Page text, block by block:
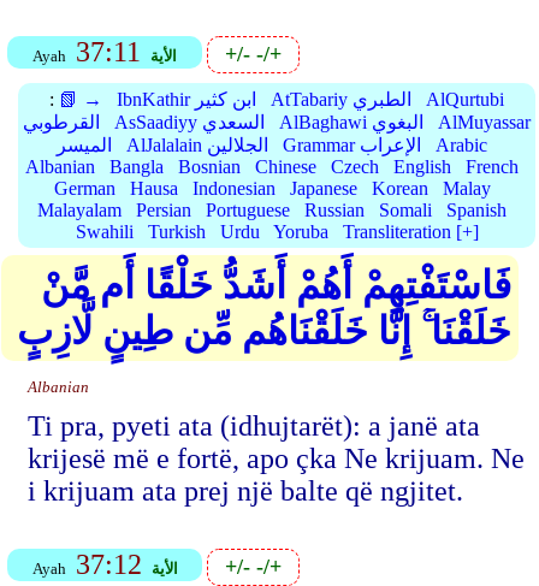
Ayah 37:11 الأية +/--/+
: 📗 → IbnKathir ابن كثير AtTabariy الطبري
AlQurtubi
القرطوبي
AsSaadiyy السعدي AlBaghawi البغوي
AlMuyassar
الميسر
AlJalalain الجلالين Grammar الإعراب
Arabic
Albanian
Bangla Bosnian Chinese Czech English
French
German
Hausa Indonesian Japanese Korean
Malay
Malayalam
Persian Portuguese Russian Somali
Spanish
Swahili
Turkish Urdu Yoruba Transliteration [+]
فَاسْتَفْتِهِمْ أَهُمْ أَشَدُّ خَلْقًا أَم مَّنْ
خَلَقْنَا ۚ إِنَّا خَلَقْنَاهُم مِّن طِينٍ لَّازِبٍ
Albanian
Ti pra, pyeti ata (idhujtarët): a janë ata
krijesë më e fortë, apo çka Ne krijuam. Ne
i krijuam ata prej një balte që ngjitet.
Ayah 37:12 الأية +/--/+